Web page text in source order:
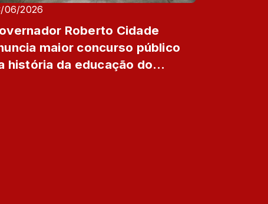
06/2026
Roberto Cidade
maior concurso público
história da educação do